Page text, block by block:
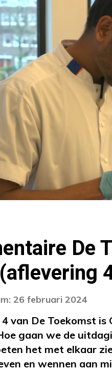
De
26 februari 2024
van De Toekomst
gaan we de
het met elkaar
en wennen aan